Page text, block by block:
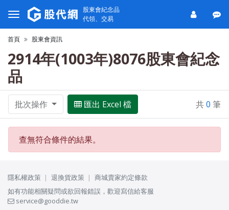
股東會紀念品
代領、交易
首頁 股東會資訊
2914年(1003年)8076股東會紀念
品
批次操作 匯出 Excel 檔 共0 筆
查無符合條件的結果。
隱私權政策 退換貨政策
商城賣家約定條款
如有功能相關疑問或欲回報錯誤，歡迎寫信給客服
service@gooddie.tw